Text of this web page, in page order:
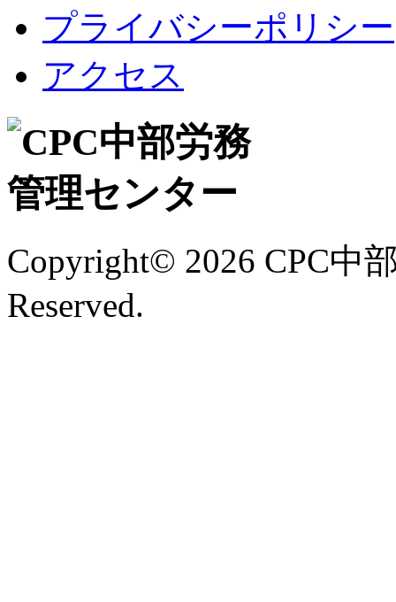
プライバシーポリシー
アクセス
Copyright© 2026 CPC中
Reserved.